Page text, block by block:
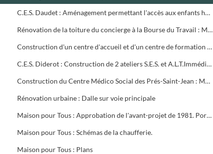
C.E.S. Daudet : Aménagement permettant l'accès aux enfants handicapés. Projet et marché public
Rénovation de la toiture du concierge à la Bourse du Travail : Marché public
Construction d'un centre d'accueil et d'un centre de formation pour l'O.A.C. Programme
C.E.S. Diderot : Construction de 2 ateliers S.E.S. et A.L.T.Immédiate. Marché public
Construction du Centre Médico Social des Prés-Saint-Jean : Marché public
Rénovation urbaine : Dalle sur voie principale
Maison pour Tous : Approbation de l'avant-projet de 1981. Portrait de Louis Aragon " un éternel printemps ". Calque de l'aménagement intérieur
Maison pour Tous : Schémas de la chaufferie.
Maison pour Tous : Plans